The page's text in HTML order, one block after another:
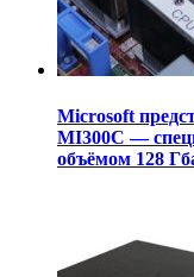
Microsoft
MI300C —
объёмом 128